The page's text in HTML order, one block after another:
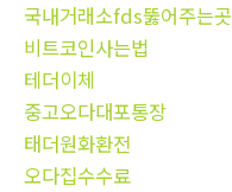
국내거래소fds뚫어주는곳
비트코인사는법
테더이체
중고오다대포통장
태더원화환전
오다집수수료